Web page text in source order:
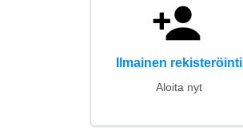
Ilmainen rekisteröinti
Aloita nyt